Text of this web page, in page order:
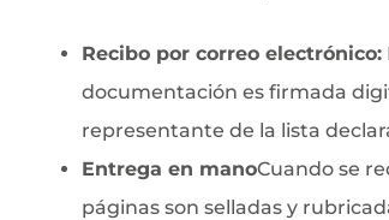
Recibo por correo electrónico:
documentación es firmada
representante de la lista
Entrega en manoCuando se
páginas son selladas y